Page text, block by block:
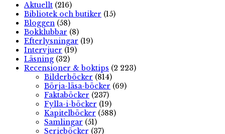
Aktuellt (216)
Bibliotek och butiker (15)
Bloggen (58)
Bokklubbar (8)
Efterlysningar (19)
Intervjuer (19)
Läsning (32)
Recensioner & boktips (2 223)
Bilderböcker (814)
Börja-läsa-böcker (69)
Faktaböcker (237)
Fylla-i-böcker (19)
Kapitelböcker (588)
Samlingar (51)
Serieböcker (37)